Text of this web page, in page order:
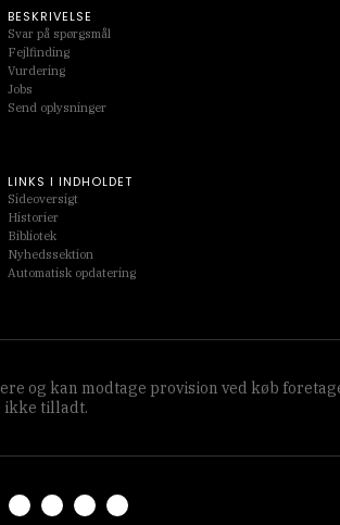
og kan modtage provision ved køb
ikke tilladt.
BESKRIVELSE
Svar på spørgsmål
Fejlfinding
Vurdering
Jobs
Send oplysninger
LINKS I INDHOLDET
Sideoversigt
Historier
Bibliotek
Nyhedssektion
Automatisk opdatering